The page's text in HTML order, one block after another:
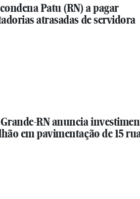
Patu (RN) a pagar
atrasadas de servidora
RN anuncia
em pavimentação de 15